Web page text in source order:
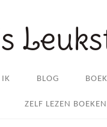
IK BLOG
ZELF LEZEN